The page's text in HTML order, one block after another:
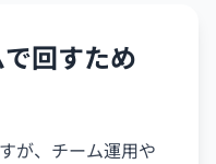
回すため
が、チーム運用や